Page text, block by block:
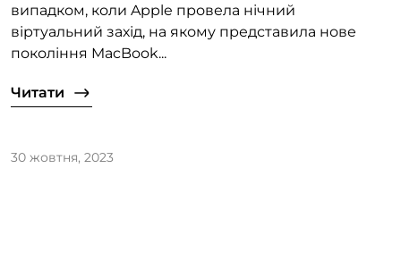
випадком, коли Apple провела нічний
віртуальний захід, на якому представила нове
покоління MacBook...
Читати
30 жовтня, 2023